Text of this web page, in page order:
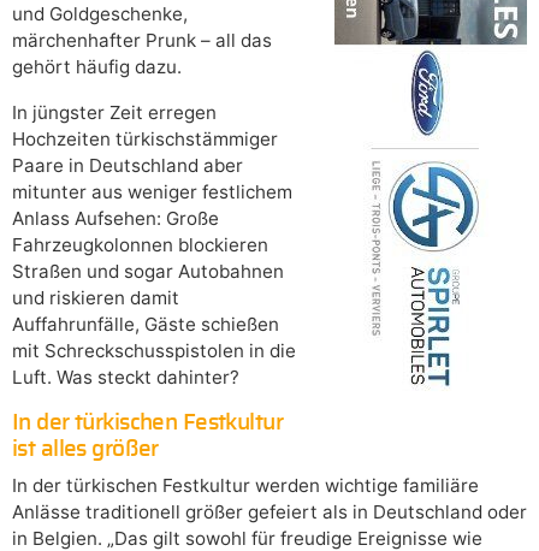
und Goldgeschenke,
märchenhafter Prunk – all das
gehört häufig dazu.
In jüngster Zeit erregen
Hochzeiten türkischstämmiger
Paare in Deutschland aber
mitunter aus weniger festlichem
Anlass Aufsehen: Große
Fahrzeugkolonnen blockieren
Straßen und sogar Autobahnen
und riskieren damit
Auffahrunfälle, Gäste schießen
mit Schreckschusspistolen in die
Luft. Was steckt dahinter?
In der türkischen Festkultur
ist alles größer
In der türkischen Festkultur werden wichtige familiäre
Anlässe traditionell größer gefeiert als in Deutschland oder
in Belgien. „Das gilt sowohl für freudige Ereignisse wie